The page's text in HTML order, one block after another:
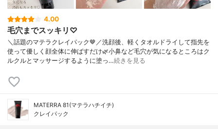
4.00
毛穴までスッキリ♡
＼話題のマテラクレイパック🤎／洗顔後、軽くタオルドライして指先を
使って優しく顔全体に伸ばすだけ🌿小鼻など毛穴が気になるところはク
ルクルとマッサージするように塗っ…続きを見る
MATERRA 81(マテラハチイチ)
クレイパック